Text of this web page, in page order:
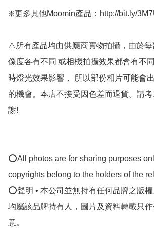
❇️更多其他Moomin產品：http://bit.ly/
⚠️所有產品均由供應商實物拍攝，由於
像度各有不同 或相機拍攝效果都會有不
時燈光效果影響， 所以部份相片可能會
的機會。本店不接受因色差而退貨。請
謝!
⭕All photos are for sharing purposes
copyrights belong to the holders of the
⭕聲明 • 本公司並無持有任何品牌之版
均屬該品牌持有人，圖片及資料轉載只
意。